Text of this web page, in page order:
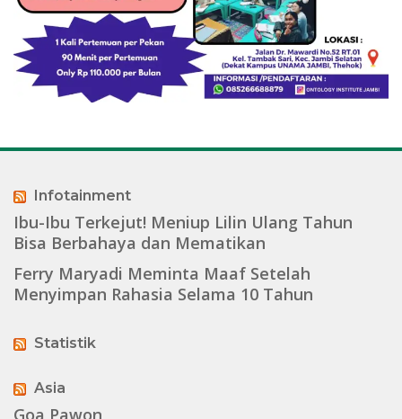
Infotainment
Ibu-Ibu Terkejut! Meniup Lilin Ulang Tahun
Bisa Berbahaya dan Mematikan
Ferry Maryadi Meminta Maaf Setelah
Menyimpan Rahasia Selama 10 Tahun
Statistik
Asia